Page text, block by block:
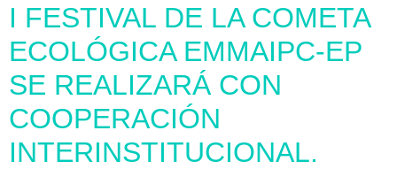
I FESTIVAL DE LA COMETA
ECOLÓGICA EMMAIPC-EP
SE REALIZARÁ CON
COOPERACIÓN
INTERINSTITUCIONAL.